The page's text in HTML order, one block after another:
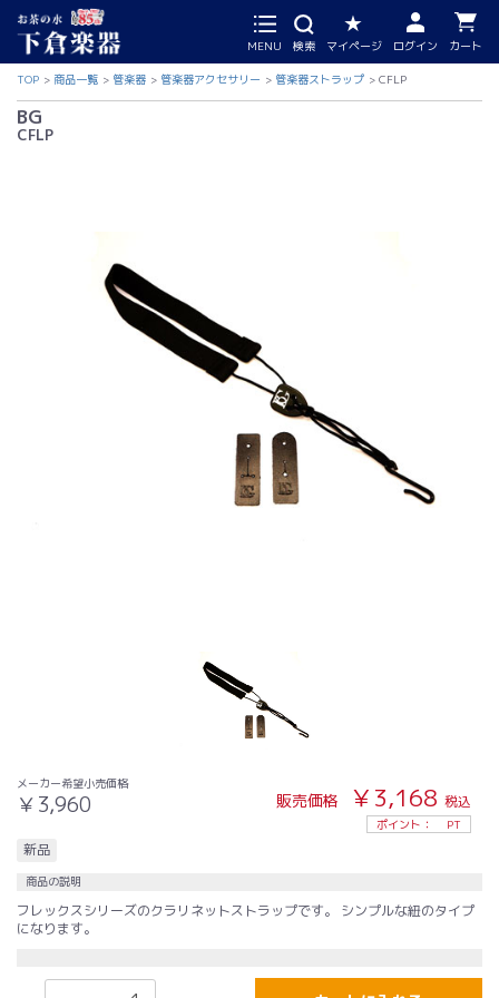
MENU 検索 マイページ ログイン カート
TOP 商品一覧 管楽器 管楽器アクセサリー 管楽器ストラップ CFLP
BG
CFLP
メーカー希望小売価格
￥3,960 販売価格 ￥3,168 税込
ポイント： PT
新品
商品の説明
フレックスシリーズのクラリネットストラップです。 シンプルな紐のタイプ
になります。